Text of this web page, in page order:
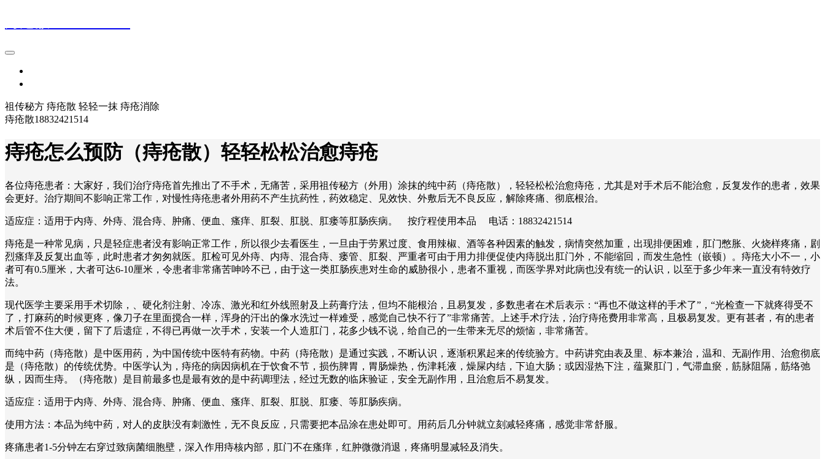
祖传秘方 痔疮散 轻轻一抹 痔疮消除
痔疮散18832421514
痔疮怎么预防（痔疮散）轻轻松松治愈痔疮
各位痔疮患者：大家好，我们治疗痔疮首先推出了不手术，无痛苦，采用祖传秘方（外用）涂抹的纯中药（痔疮散），轻轻松松治愈痔疮，尤其是对手术后不能治愈，反复发作的患者，效果
会更好。治疗期间不影响正常工作，对慢性痔疮患者外用药不产生抗药性，药效稳定、见效快、外敷后无不良反应，解除疼痛、彻底根治。
适应症：适用于内痔、外痔、混合痔、肿痛、便血、瘙痒、肛裂、肛脱、肛瘘等肛肠疾病。 按疗程使用本品 电话：18832421514
痔疮是一种常见病，只是轻症患者没有影响正常工作，所以很少去看医生，一旦由于劳累过度、食用辣椒、酒等各种因素的触发，病情突然加重，出现排便困难，肛门憋胀、火烧样疼痛，剧
烈瘙痒及反复出血等，此时患者才匆匆就医。肛检可见外痔、内痔、混合痔、瘘管、肛裂、严重者可由于用力排便促使内痔脱出肛门外，不能缩回，而发生急性（嵌顿）。痔疮大小不一，小
者可有0.5厘米，大者可达6-10厘米，令患者非常痛苦呻吟不已，由于这一类肛肠疾患对生命的威胁很小，患者不重视，而医学界对此病也没有统一的认识，以至于多少年来一直没有特效疗
法。
现代医学主要采用手术切除，、硬化剂注射、冷冻、激光和红外线照射及上药膏疗法，但均不能根治，且易复发，多数患者在术后表示：“再也不做这样的手术了”，“光检查一下就疼得受不
了，打麻药的时候更疼，像刀子在里面搅合一样，浑身的汗出的像水洗过一样难受，感觉自己快不行了”非常痛苦。上述手术疗法，治疗痔疮费用非常高，且极易复发。更有甚者，有的患者
术后管不住大便，留下了后遗症，不得已再做一次手术，安装一个人造肛门，花多少钱不说，给自己的一生带来无尽的烦恼，非常痛苦。
而纯中药（痔疮散）是中医用药，为中国传统中医特有药物。中药（痔疮散）是通过实践，不断认识，逐渐积累起来的传统验方。中药讲究由表及里、标本兼治，温和、无副作用、治愈彻底
是（痔疮散）的传统优势。中医学认为，痔疮的病因病机在于饮食不节，损伤脾胃，胃肠燥热，伤津耗液，燥屎内结，下迫大肠；或因湿热下注，蕴聚肛门，气滞血瘀，筋脉阻隔，筋络弛
纵，因而生痔。（痔疮散）是目前最多也是最有效的是中药调理法，经过无数的临床验证，安全无副作用，且治愈后不易复发。
适应症：适用于内痔、外痔、混合痔、肿痛、便血、瘙痒、肛裂、肛脱、肛瘘、等肛肠疾病。
使用方法：本品为纯中药，对人的皮肤没有刺激性，无不良反应，只需要把本品涂在患处即可。用药后几分钟就立刻减轻疼痛，感觉非常舒服。
疼痛患者1-5分钟左右穿过致病菌细胞壁，深入作用痔核内部，肛门不在瘙痒，红肿微微消退，疼痛明显减轻及消失。